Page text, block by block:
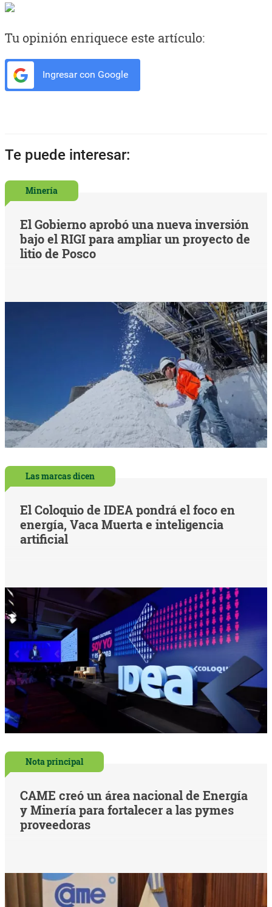
Tu opinión enriquece este artículo:
Ingresar con Google
Te puede interesar:
Minería
El Gobierno aprobó una nueva inversión
bajo el RIGI para ampliar un proyecto de
litio de Posco
Las marcas dicen
El Coloquio de IDEA pondrá el foco en
energía, Vaca Muerta e inteligencia
artificial
Nota principal
CAME creó un área nacional de Energía
y Minería para fortalecer a las pymes
proveedoras